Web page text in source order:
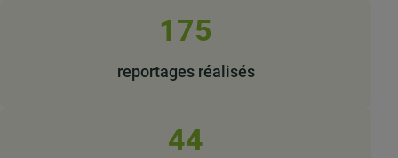
175
reportages réalisés
44